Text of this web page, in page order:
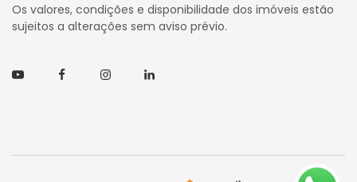
Os valores, condições e disponibilidade dos imóveis estão
sujeitos a alterações sem aviso prévio.
YoutubeFacebookInstagramLinkedin